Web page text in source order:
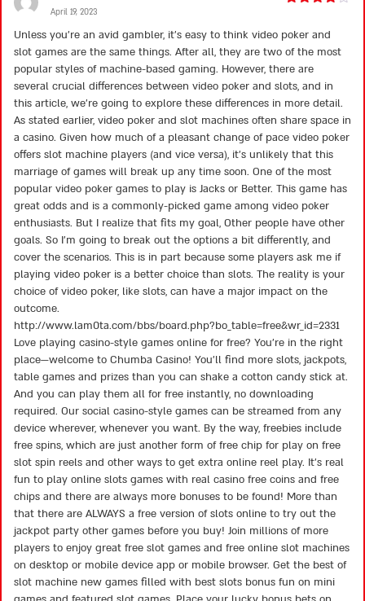
April 19, 2023
Unless you’re an avid gambler, it’s easy to think video poker and
slot games are the same things. After all, they are two of the most
popular styles of machine-based gaming. However, there are
several crucial differences between video poker and slots, and in
this article, we’re going to explore these differences in more detail.
As stated earlier, video poker and slot machines often share space in
a casino. Given how much of a pleasant change of pace video poker
offers slot machine players (and vice versa), it’s unlikely that this
marriage of games will break up any time soon. One of the most
popular video poker games to play is Jacks or Better. This game has
great odds and is a commonly-picked game among video poker
enthusiasts. But I realize that fits my goal, Other people have other
goals. So I’m going to break out the options a bit differently, and
cover the scenarios. This is in part because some players ask me if
playing video poker is a better choice than slots. The reality is your
choice of video poker, like slots, can have a major impact on the
outcome.
http://www.lam0ta.com/bbs/board.php?bo_table=free&wr_id=2331
Love playing casino-style games online for free? You’re in the right
place—welcome to Chumba Casino! You’ll find more slots, jackpots,
table games and prizes than you can shake a cotton candy stick at.
And you can play them all for free instantly, no downloading
required. Our social casino-style games can be streamed from any
device wherever, whenever you want. By the way, freebies include
free spins, which are just another form of free chip for play on free
slot spin reels and other ways to get extra online reel play. It’s real
fun to play online slots games with real casino free coins and free
chips and there are always more bonuses to be found! More than
that there are ALWAYS a free version of slots online to try out the
jackpot party other games before you buy! Join millions of more
players to enjoy great free slot games and free online slot machines
on desktop or mobile device app or mobile browser. Get the best of
slot machine new games filled with best slots bonus fun on mini